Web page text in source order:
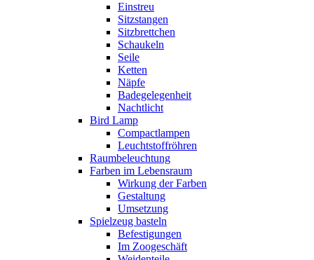
Einstreu
Sitzstangen
Sitzbrettchen
Schaukeln
Seile
Ketten
Näpfe
Badegelegenheit
Nachtlicht
Bird Lamp
Compactlampen
Leuchtstoffröhren
Raumbeleuchtung
Farben im Lebensraum
Wirkung der Farben
Gestaltung
Umsetzung
Spielzeug basteln
Befestigungen
Im Zoogeschäft